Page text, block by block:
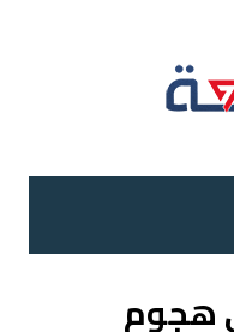
هجوم